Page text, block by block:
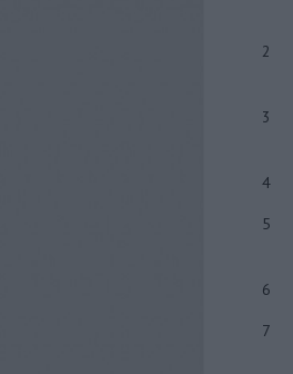
2
3
4
5
6
7